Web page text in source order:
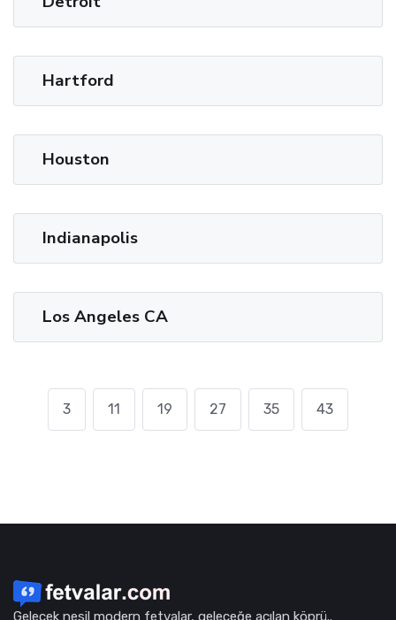
Hartford
Houston
Indianapolis
Los Angeles CA
3 11 19 27 35 43
Gelecek nesil modern fetvalar, geleceğe açılan köprü..